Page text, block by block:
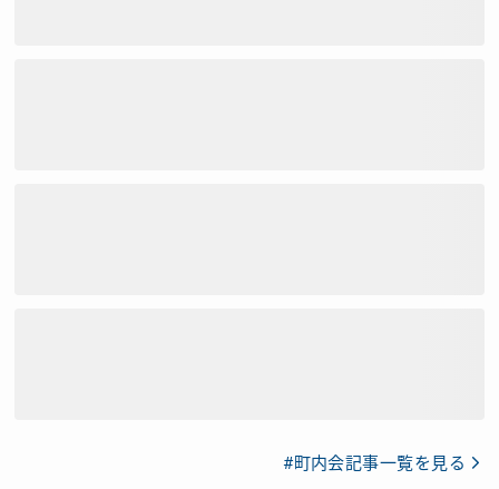
#町内会記事一覧を見る